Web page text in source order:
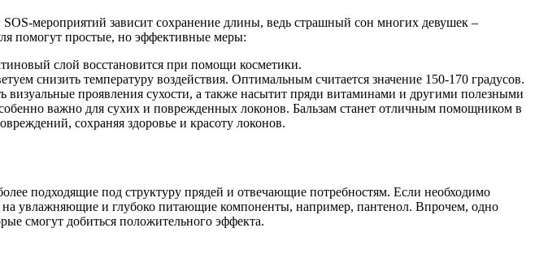
мероприятий зависит сохранение длины, ведь страшный сон многих девушек –
помогут простые, но эффективные меры:
слой восстановится при помощи косметики.
снизить температуру воздействия. Оптимальным считается значение 150-170 градусов.
визуальные проявления сухости, а также насытит пряди витаминами и другими полезными
важно для сухих и поврежденных локонов. Бальзам станет отличным помощником в
сохраняя здоровье и красоту локонов.
подходящие под структуру прядей и отвечающие потребностям. Если необходимо
увлажняющие и глубоко питающие компоненты, например, пантенол. Впрочем, одно
смогут добиться положительного эффекта.